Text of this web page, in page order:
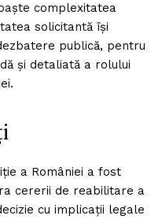
complexitatea
solicitantă își
publică, pentru
și detaliată a rolului
a României a fost
cererii de reabilitare a
cu implicații legale